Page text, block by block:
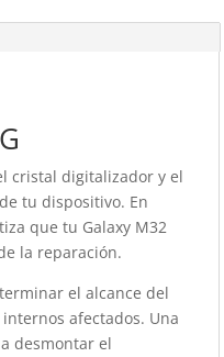
cristal digitalizador y el
tu dispositivo. En
que tu Galaxy M32
la reparación.
el alcance del
afectados. Una
desmontar el